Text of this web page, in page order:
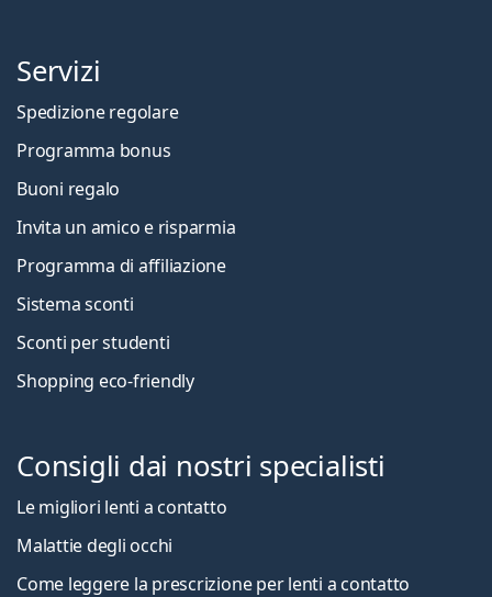
Servizi
Spedizione regolare
Programma bonus
Buoni regalo
Invita un amico e risparmia
Programma di affiliazione
Sistema sconti
Sconti per studenti
Shopping eco-friendly
Consigli dai nostri specialisti
Le migliori lenti a contatto
Malattie degli occhi
Come leggere la prescrizione per lenti a contatto